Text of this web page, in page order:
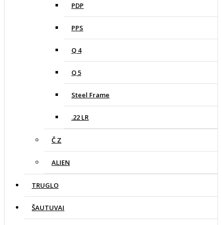
PDP
PPS
Q 4
Q 5
Steel Frame
.22 LR
Č Z
ALIEN
TRUGLO
ŠAUTUVAI